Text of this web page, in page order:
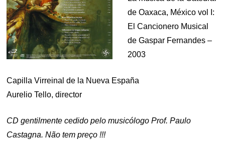
de Oaxaca, México vol I:
El Cancionero Musical
de Gaspar Fernandes –
2003
Capilla Virreinal de la Nueva España
Aurelio Tello, director
CD gentilmente cedido pelo musicólogo Prof. Paulo
Castagna. Não tem preço !!!